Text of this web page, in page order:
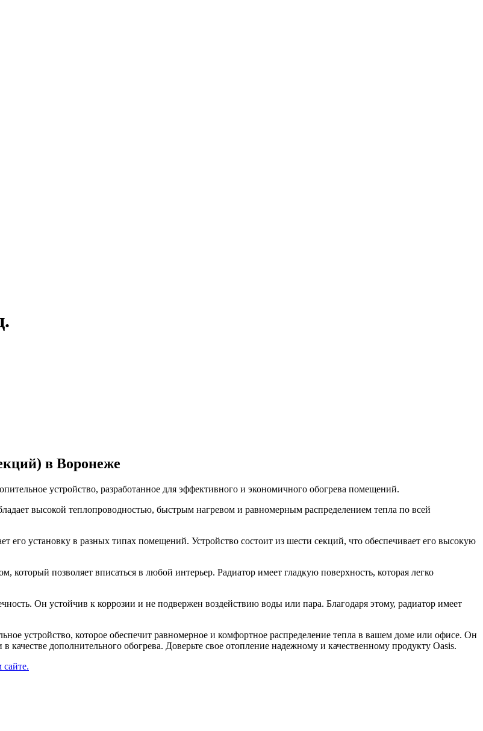
в Воронеже
устройство, разработанное для эффективного и экономичного обогрева помещений.
высокой теплопроводностью, быстрым нагревом и равномерным распределением тепла по всей
установку в разных типах помещений. Устройство состоит из шести секций, что обеспечивает его высокую
позволяет вписаться в любой интерьер. Радиатор имеет гладкую поверхность, которая легко
Он устойчив к коррозии и не подвержен воздействию воды или пара. Благодаря этому, радиатор имеет
устройство, которое обеспечит равномерное и комфортное распределение тепла в вашем доме или офисе. Он
качестве дополнительного обогрева. Доверьте свое отопление надежному и качественному продукту Oasis.